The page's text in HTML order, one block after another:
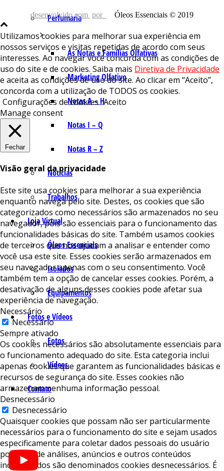
Perfumaria
As Notas e Famílias Olfativas
Marketing Olfativo
Notas A – H
Notas I – Q
Notas R – Z
Notícias
Trabalhos
Loja Virtual
Óleos Essenciais
Isolados
Equipamentos
Fotos e Vídeos
Fotos
Vídeos
Contato
desenvolvido com por Óleos Essenciais © 2019
Utilizamos cookies para melhorar sua experiência em
nossos serviços e visitas repetidas de acordo com seus
interesses. Ao navegar você concorda com as condições de
uso do site e de cookies. Saiba mais Diretiva de Privacidade
e aceita as condições de uso do site. Ao clicar em “Aceito”,
concorda com a utilização de TODOS os cookies.
Configurações de cookies Aceito
Manage consent
Fechar
Visão geral da privacidade
Este site usa cookies para melhorar a sua experiência
enquanto navega pelo site. Destes, os cookies que são
categorizados como necessários são armazenados no seu
navegador, pois são essenciais para o funcionamento das
funcionalidades básicas do site. Também usamos cookies
de terceiros que nos ajudam a analisar e entender como
você usa este site. Esses cookies serão armazenados em
seu navegador apenas com o seu consentimento. Você
também tem a opção de cancelar esses cookies. Porém, a
desativação de alguns desses cookies pode afetar sua
experiência de navegação.
Necessário
Necessário
Sempre ativado
Os cookies necessários são absolutamente essenciais para
o funcionamento adequado do site. Esta categoria inclui
apenas cookies que garantem as funcionalidades básicas e
recursos de segurança do site. Esses cookies não
armazenam nenhuma informação pessoal.
Desnecessário
Desnecessário
Quaisquer cookies que possam não ser particularmente
necessários para o funcionamento do site e sejam usados ​​
especificamente para coletar dados pessoais do usuário
por meio de análises, anúncios e outros conteúdos
incorporados são denominados cookies desnecessários. É